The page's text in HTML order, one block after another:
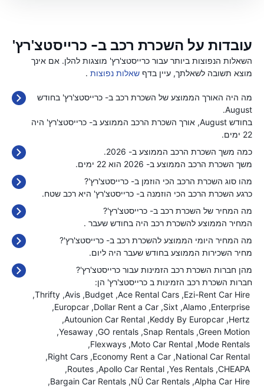
עובדות על השכרת רכב ב- כרייסטצ'רץ'
השאלות הנפוצות ביותר עבור כרייסטצ'רץ' מוצגות להלן. אם אינך
מוצא תשובה לשאלתך, עיין בדף שאלות נפוצות .
מה היה האורך הממוצע של השכרת רכב ב- כרייסטצ'רץ' בחודש
August.
בחודש August, אורך השכרת הרכב הממוצע ב- כרייסטצ'רץ' היה
22 ימים.
כמה משך השכרת הרכב הממוצע ב- 2026.
משך השכרת הרכב הממוצע ב- 2026 הוא 22 ימים.
מהו סוג השכרת הרכב הכי הוזמן ב- כרייסטצ'רץ'?
כרגע השכרת הרכב הכי הוזמנה ב- כרייסטצ'רץ' היא רכב שטח.
מה המחיר של השכרת רכב ב- כרייסטצ'רץ'?
המחיר הממוצע להשכרת רכב היה בחודש שעבר .
מה המחיר היומי הממוצע להשכרת רכב ב- כרייסטצ'רץ'?
מחיר השכירות הממוצע בחודש שעבר היה ליום.
מהן חברות השכרת רכב הזמינות עבור כרייסטצ'רץ'?
חברות השכרת רכב הזמינות ב כרייסטצ'רץ' הן:
Ezi-Rent Car Hire
Ace Rental Cars
Budget
Avis
Thrifty
Enterprise
Alamo
Sixt
Dollar Rent a Car
Europcar
Hertz
Keddy By Europcar
Autounion Car Rental
Green Motion
Snap Rentals
GO rentals
Yesaway
Mode Rentals
Moto Car Rental
Flexways
National Car Rental
Economy Rent a Car
Right Cars
CHEAPA
Yes Rentals
Apollo Car Rental
Routes
Alpha Car Hire
NÜ Car Rentals
Bargain Car Rentals